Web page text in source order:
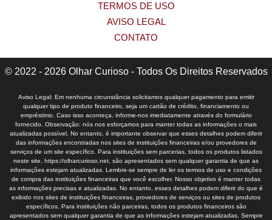
TERMOS DE USO
AVISO LEGAL
CONTATO
© 2022 - 2026 Olhar Curioso - Todos Os Direitos Reservados
Aviso Legal: Em nenhuma circunstância solicitamos qualquer pagamento para emitir
qualquer tipo de produto financeiro, seja um cartão de crédito, financiamento ou
empréstimo. Caso isso aconteça, informe-nos imediatamente através do formulário
fornecido. Observação: nós nos esforçamos para manter todas as informações o mais
atualizadas possível. No entanto, é importante observar que esses detalhes podem diferir
das informações encontradas nos sites de instituições financeiras e/ou provedores de
serviços de um site específico. Para instituições sem parcerias, todos os produtos listados
neste site, https://olharcurioso.net, são apresentados sem qualquer garantia de que as
informações estejam atualizadas. Lembre-se sempre de ler os termos de uso e condições
de compra das instituições financeiras que você escolher. Nosso objetivo é manter todas
as informações precisas e atualizadas. No entanto, esses detalhes podem diferir do que é
exibido nos sites de instituições financeiras, provedores de serviços ou sites de produtos
específicos. Para instituições não parceiras, todos os produtos financeiros são
apresentados sem qualquer garantia de que as informações estejam atualizadas. Sempre